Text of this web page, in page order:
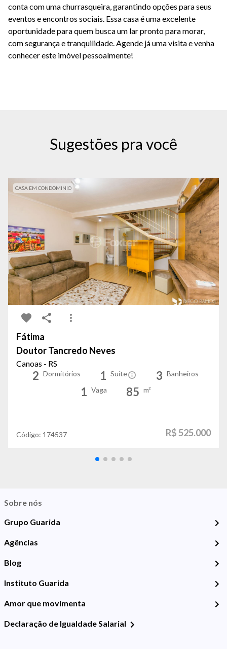
conta com uma churrasqueira, garantindo opções para seus
eventos e encontros sociais. Essa casa é uma excelente
oportunidade para quem busca um lar pronto para morar,
com segurança e tranquilidade. Agende já uma visita e venha
conhecer este imóvel pessoalmente!
Sugestões pra você
CASA EM CONDOMINIO
Fátima
Doutor Tancredo Neves
Canoas - RS
2 Dormitórios 1 Suíte 3 Banheiros
1 Vaga 85 m²
Código: 174537 R$ 525.000
Sobre nós
Grupo Guarida
Agências
Blog
Instituto Guarida
Amor que movimenta
Declaração de Igualdade Salarial